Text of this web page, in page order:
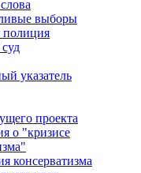
выборы
указатель
проекта
о "кризисе
консерватизма